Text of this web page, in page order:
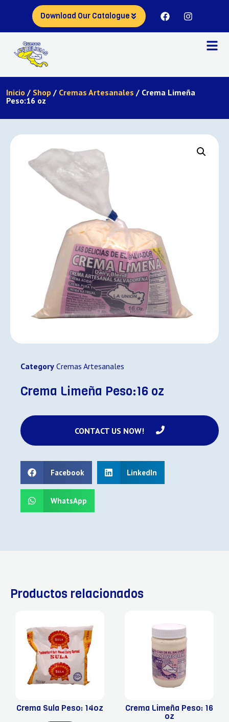
Download Our Catalogue
Inicio / Shop / Cremas Artesanales / Crema Limeña
Peso:16 oz
Category Cremas Artesanales
Crema Limeña Peso:16 oz
CONTACT US NOW!
Facebook LinkedIn
WhatsApp
Productos relacionados
Crema Sula Peso: 14oz Crema Limeña Peso: 16
oz